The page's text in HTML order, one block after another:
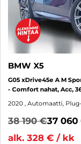
BMW X5
G05 xDrive45e A M
- Comfort nahat, Acc,
2020 , Automaatti,
38 190 €37 060
alk. 328 € / kk